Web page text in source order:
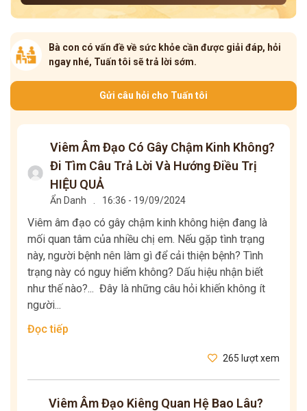
Bà con có vấn đề về sức khỏe cần được giải đáp, hỏi
ngay nhé, Tuấn tôi sẽ trả lời sớm.
Gửi câu hỏi cho Tuấn tôi
Viêm Âm Đạo Có Gây Chậm Kinh Không?
Đi Tìm Câu Trả Lời Và Hướng Điều Trị
HIỆU QUẢ
Ẩn Danh 16:36 - 19/09/2024
Viêm âm đạo có gây chậm kinh không hiện đang là
mối quan tâm của nhiều chị em. Nếu gặp tình trạng
này, người bệnh nên làm gì để cải thiện bệnh? Tình
trạng này có nguy hiểm không? Dấu hiệu nhận biết
như thế nào?... Đây là những câu hỏi khiến không ít
người...
Đọc tiếp
265 lượt xem
Viêm Âm Đạo Kiêng Quan Hệ Bao Lâu?